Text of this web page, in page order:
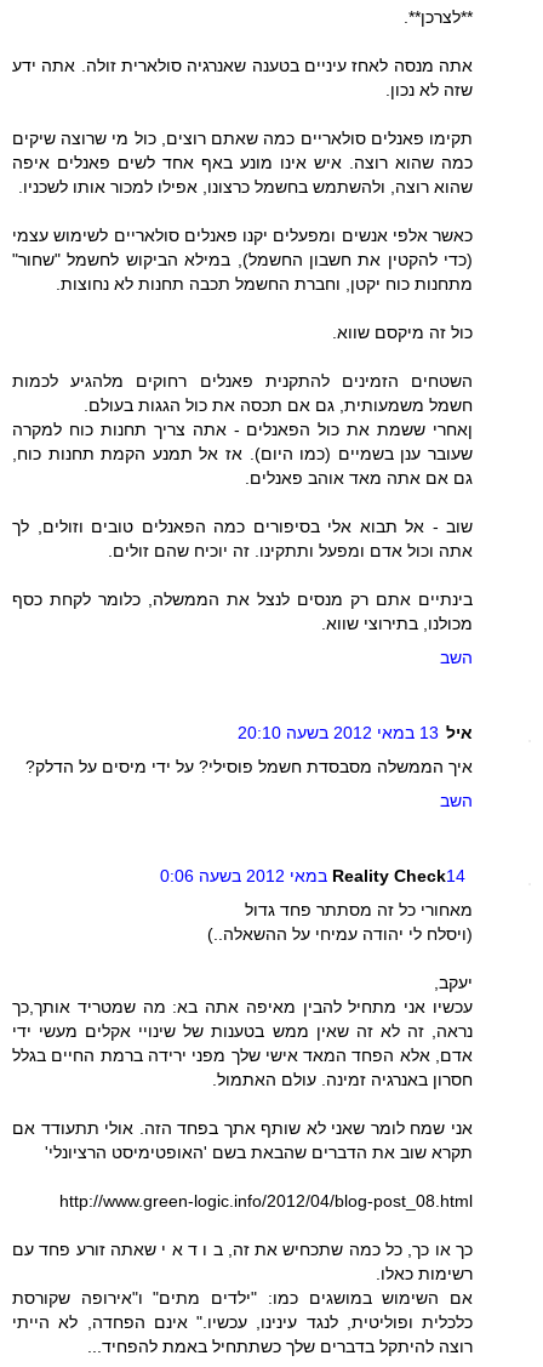
**לצרכן**.
אתה מנסה לאחז עיניים בטענה שאנרגיה סולארית זולה. אתה ידע
שזה לא נכון.
תקימו פאנלים סולאריים כמה שאתם רוצים, כול מי שרוצה שיקים
כמה שהוא רוצה. איש אינו מונע באף אחד לשים פאנלים איפה
שהוא רוצה, ולהשתמש בחשמל כרצונו, אפילו למכור אותו לשכניו.
כאשר אלפי אנשים ומפעלים יקנו פאנלים סולאריים לשימוש עצמי
(כדי להקטין את חשבון החשמל), במילא הביקוש לחשמל "שחור"
מתחנות כוח יקטן, וחברת החשמל תכבה תחנות לא נחוצות.
כול זה מיקסם שווא.
השטחים הזמינים להתקנית פאנלים רחוקים מלהגיע לכמות
חשמל משמעותית, גם אם תכסה את כול הגגות בעולם.
ןאחרי ששמת את כול הפאנלים - אתה צריך תחנות כוח למקרה
שעובר ענן בשמיים (כמו היום). אז אל תמנע הקמת תחנות כוח,
גם אם אתה מאד אוהב פאנלים.
שוב - אל תבוא אלי בסיפורים כמה הפאנלים טובים וזולים, לך
אתה וכול אדם ומפעל ותתקינו. זה יוכיח שהם זולים.
בינתיים אתם רק מנסים לנצל את הממשלה, כלומר לקחת כסף
מכולנו, בתירוצי שווא.
השב
איל 13 במאי 2012 בשעה 20:10
איך הממשלה מסבסדת חשמל פוסילי? על ידי מיסים על הדלק?
השב
Reality Check14 במאי 2012 בשעה 0:06
מאחורי כל זה מסתתר פחד גדול
(ויסלח לי יהודה עמיחי על ההשאלה..)
יעקב,
עכשיו אני מתחיל להבין מאיפה אתה בא: מה שמטריד אותך,כך
נראה, זה לא זה שאין ממש בטענות של שינויי אקלים מעשי ידי
אדם, אלא הפחד המאד אישי שלך מפני ירידה ברמת החיים בגלל
חסרון באנרגיה זמינה. עולם האתמול.
אני שמח לומר שאני לא שותף אתך בפחד הזה. אולי תתעודד אם
תקרא שוב את הדברים שהבאת בשם 'האופטימיסט הרציונלי'
http://www.green-logic.info/2012/04/blog-post_08.html
כך או כך, כל כמה שתכחיש את זה, ב ו ד א י שאתה זורע פחד עם
רשימות כאלו.
אם השימוש במושגים כמו: "ילדים מתים" ו"אירופה שקורסת
כלכלית ופוליטית, לנגד עינינו, עכשיו." אינם הפחדה, לא הייתי
רוצה להיתקל בדברים שלך כשתתחיל באמת להפחיד...